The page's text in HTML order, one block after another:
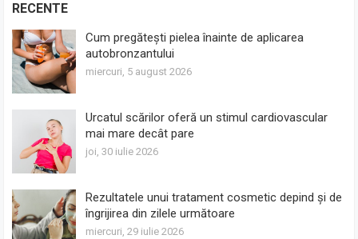
RECENTE
Cum pregătești pielea înainte de aplicarea
autobronzantului
miercuri, 5 august 2026
Urcatul scărilor oferă un stimul cardiovascular
mai mare decât pare
joi, 30 iulie 2026
Rezultatele unui tratament cosmetic depind și de
îngrijirea din zilele următoare
miercuri, 29 iulie 2026